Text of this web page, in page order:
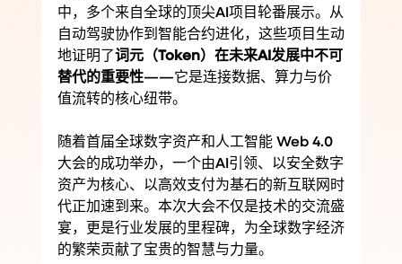
中，多个来自全球的顶尖AI项目轮番展示。从
自动驾驶协作到智能合约进化，这些项目生动
地证明了 词元（Token）在未来AI发展中不可
替代的重要性——它是连接数据、算力与价
值流转的核心纽带。
随着首届全球数字资产和人工智能 Web 4.0
大会的成功举办，一个由AI引领、以安全数字
资产为核心、以高效支付为基石的新互联网时
代正加速到来。本次大会不仅是技术的交流盛
宴，更是行业发展的里程碑，为全球数字经济
的繁荣贡献了宝贵的智慧与力量。